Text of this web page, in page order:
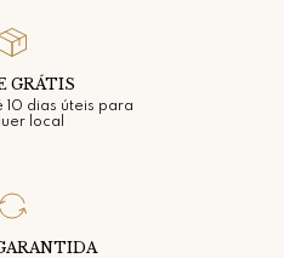
cm
GRÁTIS
10 dias úteis para
local